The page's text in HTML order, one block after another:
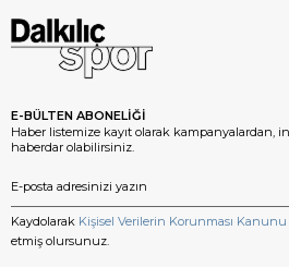
E-BÜLTEN ABONELİĞİ
Haber listemize kayıt olarak kampanyalardan,
haberdar olabilirsiniz.
Kaydolarak Kişisel Verilerin Korunması Kanunu
etmiş olursunuz.